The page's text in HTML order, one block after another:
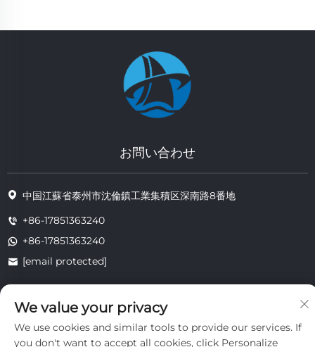
お問い合わせ
中国江蘇省泰州市沈倫鎮工業集積区深南路8番地
+86-17851363240
+86-17851363240
[email protected]
著作権 © 2025 江蘇省通州耐熱技術有限公司。すべての権利は留保されま
す。
プライバシー
We value your privacy
We use cookies and similar tools to provide our services. If
you don't want to accept all cookies, click Personalize